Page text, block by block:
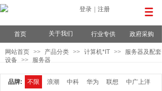
登录 注册
首页 关于我们 行业专供 政府采购
网站首页 >> 产品分类 >> 计算机*IT >>
服务器及配套
设备
>> 服务器
品牌: 不限 浪潮 中科 华为 联想
中广上洋